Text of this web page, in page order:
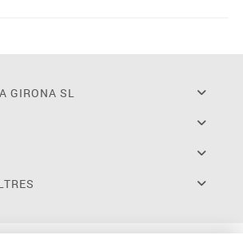
GIRONA SL